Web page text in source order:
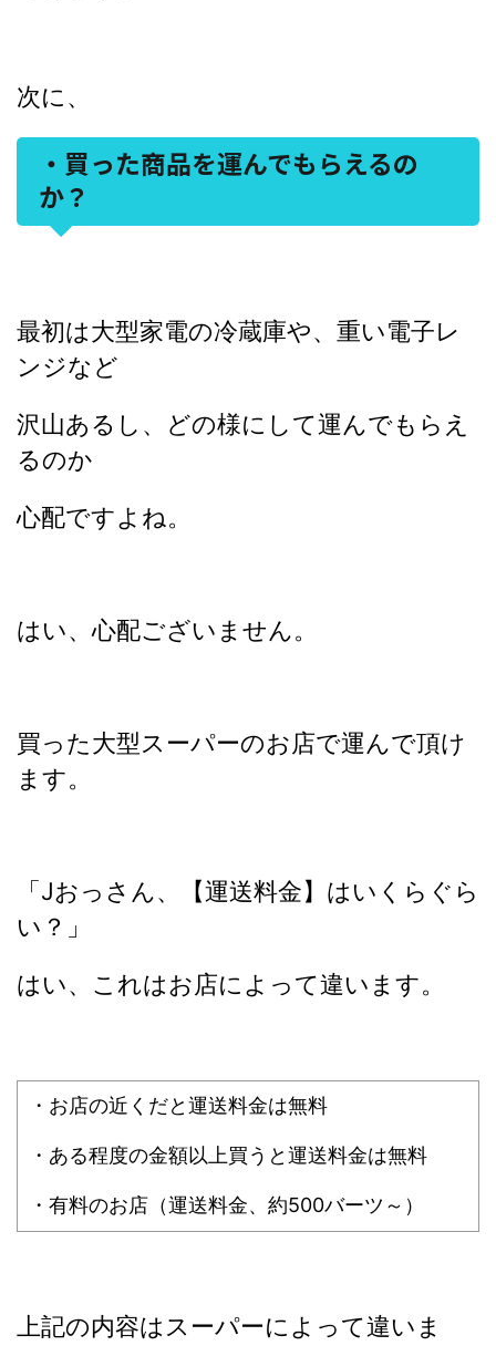
次に、
・買った商品を運んでもらえるの
か？
最初は大型家電の冷蔵庫や、重い電子レ
ンジなど
沢山あるし、どの様にして運んでもらえ
るのか
心配ですよね。
はい、心配ございません。
買った大型スーパーのお店で運んで頂け
ます。
「Jおっさん、【運送料金】はいくらぐら
い？」
はい、これはお店によって違います。
・お店の近くだと運送料金は無料
・ある程度の金額以上買うと運送料金は無料
・有料のお店（運送料金、約500バーツ～）
上記の内容はスーパーによって違いま